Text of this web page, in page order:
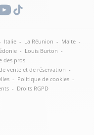
Italie - La Réunion - Malte -
- Louis Burton -
des pros
vente et de réservation -
- Politique de cookies -
- Droits RGPD